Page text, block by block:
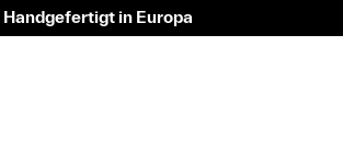
Handgefertigt in Europa